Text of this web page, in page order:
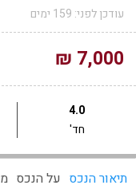
עודכן לפני: 159 ימים
7,000 ₪
4.0
חד'
תיאור הנכס על הנכס